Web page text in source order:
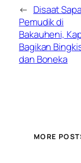
← Disaat Sapa
Pemudik di
Bakauheni,
Bagikan
dan Boneka
MORE